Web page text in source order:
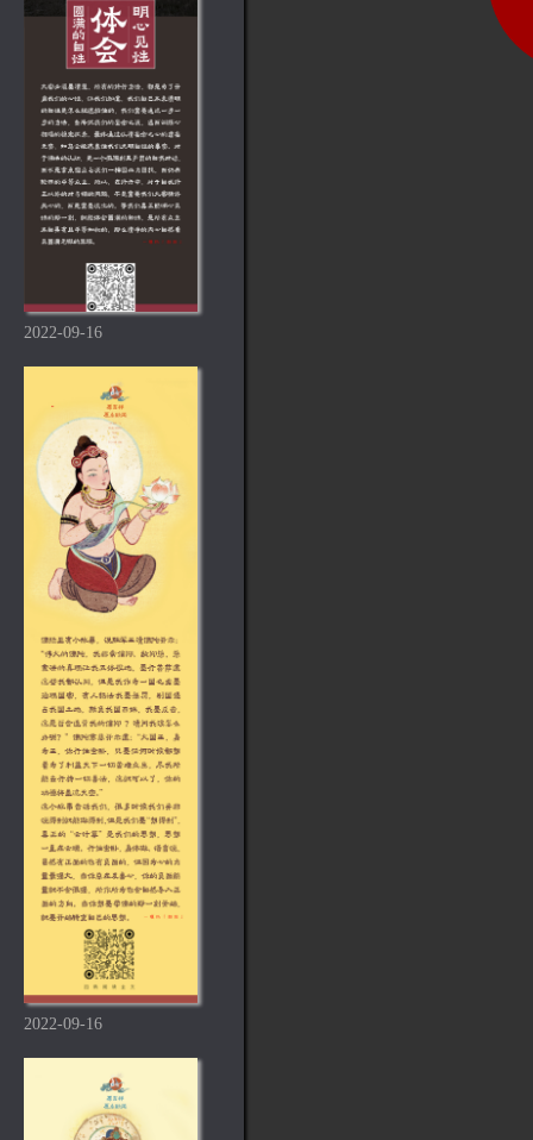
2022-09-16
2022-09-16